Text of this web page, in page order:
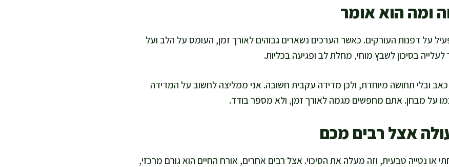
ומה הוא אומר
על דפנות העורקים. כאשר הערכים נשארים גבוהים לאורך זמן, העומס על הלב ועל
בסיכון לשבץ מוחי, מחלת לב ופגיעה בכליות.
כאב ובלי תחושה מיוחדת, ולכן מדידה עקבית חשובה. אני ממליצה לחשוב על המדידה
על מבחן. אתם מחפשים מגמה לאורך זמן, ולא מספר בודד.
אצל רבים מכם
נטייה טבעית, וזה מעלה את הסיכוי. אצל רבים אחרים, אורח החיים הוא גורם מרכזי,